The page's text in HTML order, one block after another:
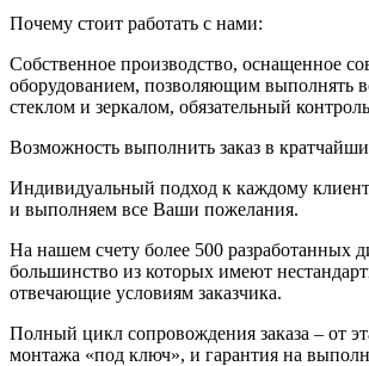
Почему стоит работать с нами:
Собственное производство, оснащенное
оборудованием, позволяющим выполнять
стеклом и зеркалом, обязательный
Возможность выполнить заказ в
Индивидуальный подход к каждому
и выполняем все Ваши пожелания.
На нашем счету более 500 разработанных
большинство из которых имеют
отвечающие условиям заказчика.
Полный цикл сопровождения заказа – от
монтажа «под ключ», и гарантия на